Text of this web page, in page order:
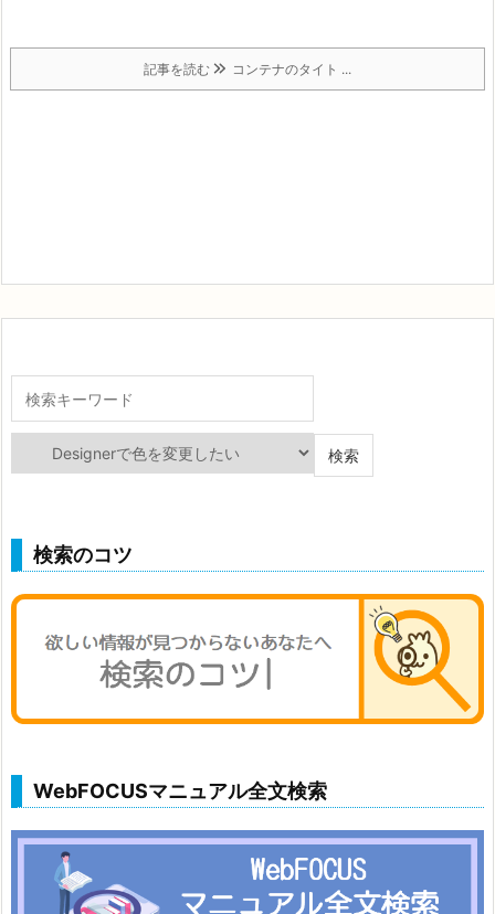
記事を読む コンテナのタイト ...
検索のコツ
WebFOCUSマニュアル全文検索